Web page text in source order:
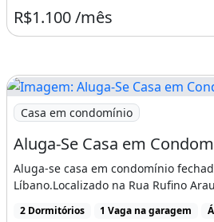
R$1.100 /mês
Imagem: Aluga-Se Casa em
Casa em condomínio
Aluga-se casa em condomínio
Líbano.Localizado na Rua Rufino
2 Dormitórios 1 Vaga na garagem